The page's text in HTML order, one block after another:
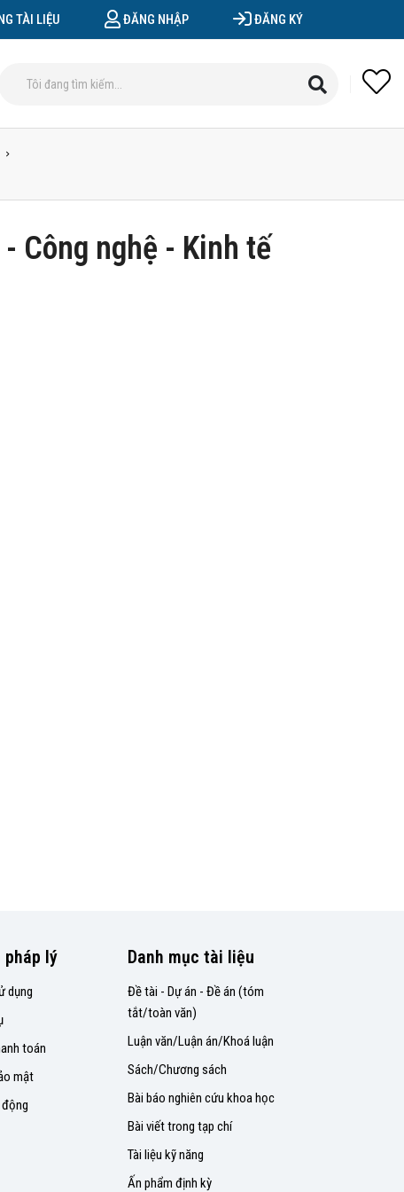
TÀI LIỆU ĐĂNG NHẬP ĐĂNG KÝ
Công nghệ - Kinh tế
lý
dụng
toán
mật
Danh mục tài liệu
Đề tài - Dự án - Đề án (tóm
tắt/toàn văn)
Luận văn/Luận án/Khoá luận
Sách/Chương sách
Bài báo nghiên cứu khoa học
Bài viết trong tạp chí
Tài liệu kỹ năng
Ấn phẩm định kỳ